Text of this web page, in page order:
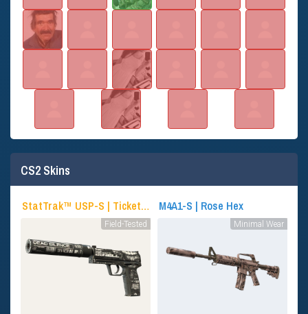
CS2 Skins
StatTrak™ USP-S | Ticket to Hell
Field-Tested
M4A1-S | Rose Hex
Minimal Wear